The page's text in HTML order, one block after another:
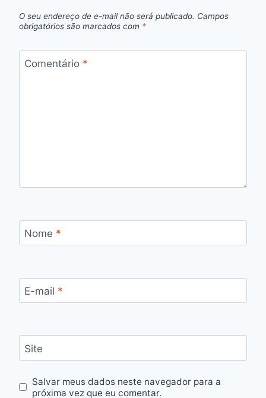
O seu endereço de e-mail não será publicado. Campos
obrigatórios são marcados com *
Comentário *
Nome *
E-mail *
Site
Salvar meus dados neste navegador para a
próxima vez que eu comentar.